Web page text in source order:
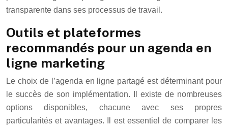
transparente dans ses processus de travail.
Outils et plateformes
recommandés pour un agenda en
ligne marketing
Le choix de l’agenda en ligne partagé est déterminant pour
le succès de son implémentation. Il existe de nombreuses
options disponibles, chacune avec ses propres
particularités et avantages. Il est essentiel de comparer les